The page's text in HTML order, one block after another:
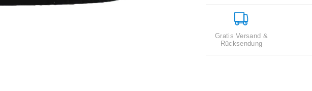
Gratis Versand &
Rücksendung